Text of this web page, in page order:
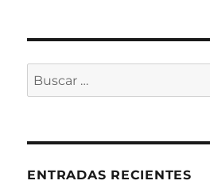
Buscar
por:
ENTRADAS RECIENTES